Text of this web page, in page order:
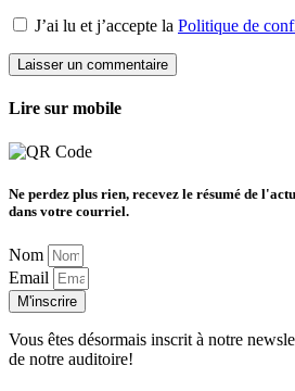
J’ai lu et j’accepte la Politique de
Lire sur mobile
Ne perdez plus rien, recevez le résumé de
dans votre courriel.
Nom
Email
M'inscrire
Vous êtes désormais inscrit à notre
de notre auditoire!